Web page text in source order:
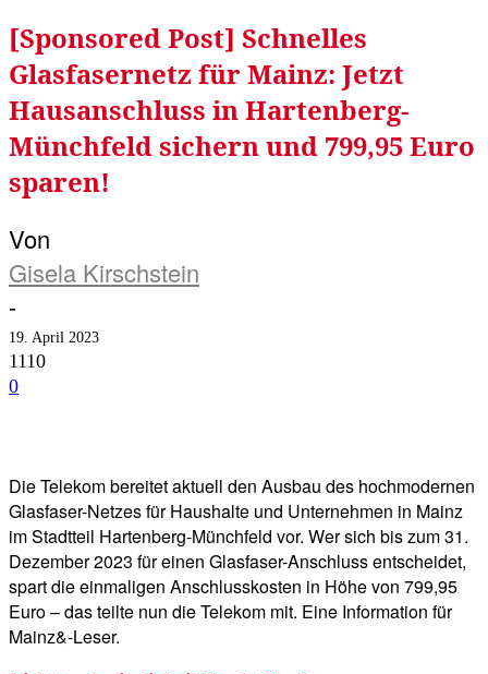
[Sponsored Post] Schnelles
Glasfasernetz für Mainz: Jetzt
Hausanschluss in Hartenberg-
Münchfeld sichern und 799,95 Euro
sparen!
Von
Gisela Kirschstein
-
19. April 2023
1110
0
Die Telekom bereitet aktuell den Ausbau des hochmodernen
Glasfaser-Netzes für Haushalte und Unternehmen in Mainz
im Stadtteil Hartenberg-Münchfeld vor. Wer sich bis zum 31.
Dezember 2023 für einen Glasfaser-Anschluss entscheidet,
spart die einmaligen Anschlusskosten in Höhe von 799,95
Euro – das teilte nun die Telekom mit. Eine Information für
Mainz&-Leser.